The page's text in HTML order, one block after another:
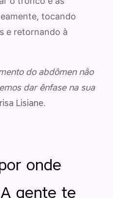
tocando
e retornando à
do abdômen não
dar ênfase na sua
Lisiane.
onde
gente te